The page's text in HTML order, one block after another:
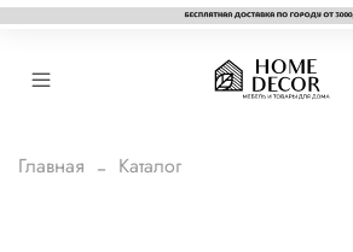
Главная Каталог